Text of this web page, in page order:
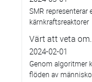
SMR representerar
kärnkraftsreaktorer
Värt att veta
2024-02-01
Genom algoritmer
flöden av